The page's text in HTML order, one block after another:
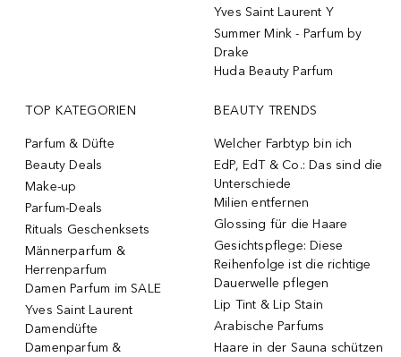
Yves Saint Laurent Y
Summer Mink - Parfum by
Drake
Huda Beauty Parfum
TOP KATEGORIEN
Parfum & Düfte
Beauty Deals
Make-up
Parfum-Deals
Rituals Geschenksets
Männerparfum &
Herrenparfum
Damen Parfum im SALE
Yves Saint Laurent
Damendüfte
Damenparfum &
BEAUTY TRENDS
Welcher Farbtyp bin ich
EdP, EdT & Co.: Das sind die
Unterschiede
Milien entfernen
Glossing für die Haare
Gesichtspflege: Diese
Reihenfolge ist die richtige
Dauerwelle pflegen
Lip Tint & Lip Stain
Arabische Parfums
Haare in der Sauna schützen